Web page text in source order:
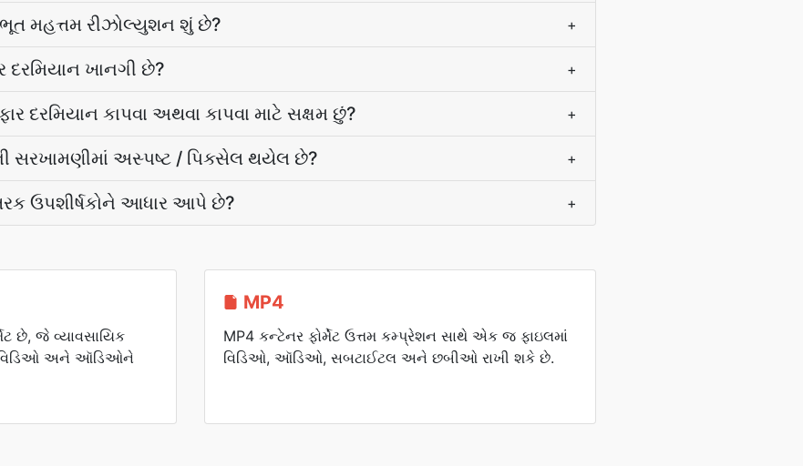
મહત્તમ રીઝોલ્યુશન શું છે? +
દરમિયાન ખાનગી છે? +
દરમિયાન કાપવા અથવા કાપવા માટે સક્ષમ છું? +
સરખામણીમાં અસ્પષ્ટ / પિક્સેલ થયેલ છે? +
ઉપશીર્ષકોને આધાર આપે છે? +
છે, જે વ્યાવસાયિક
વિડિઓ અને ઑડિઓને
MP4
MP4 કન્ટેનર ફોર્મેટ ઉત્તમ કમ્પ્રેશન સાથે એક જ ફાઇલમાં
વિડિઓ, ઑડિઓ, સબટાઈટલ અને છબીઓ રાખી શકે છે.